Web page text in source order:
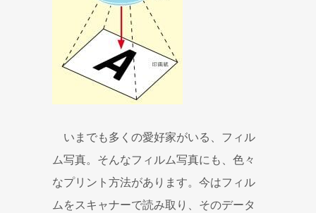
いまでも多くの愛好家がいる、フィル
ム写真。そんなフィルム写真にも、色々
なプリント方法があります。今はフィル
ムをスキャナーで読み取り、そのデータ